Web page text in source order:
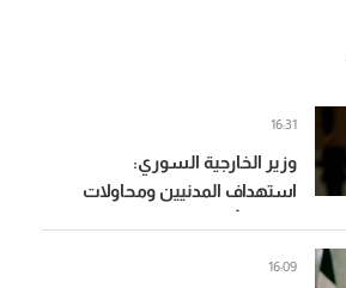
وزير الخارجية السوري:
استهداف المدنيين ومحاولات
الدولة
16:31
16:09